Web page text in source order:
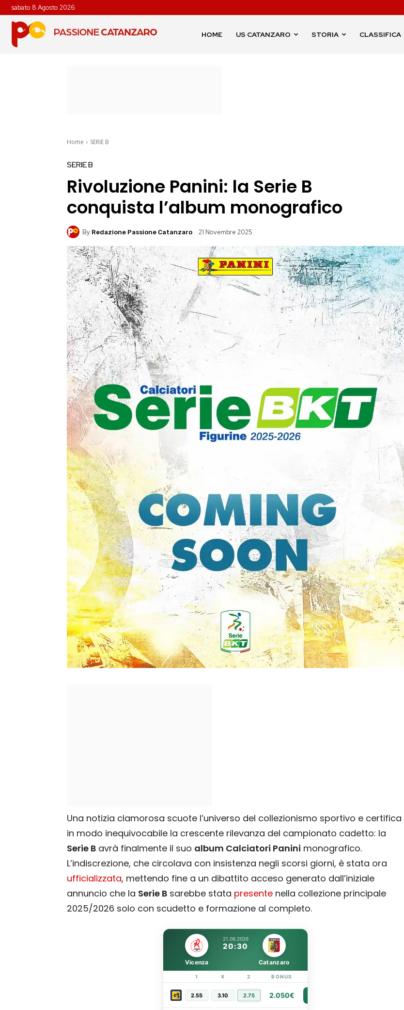
sabato 8 Agosto 2026
HOME US CATANZARO STORIA CLASSIFICA
Home SERIE B
SERIE B
Rivoluzione Panini: la Serie B
conquista l’album monografico
By Redazione Passione Catanzaro 21 Novembre 2025
Una notizia clamorosa scuote l’universo del collezionismo sportivo e certifica
in modo inequivocabile la crescente rilevanza del campionato cadetto: la
Serie B avrà finalmente il suo album Calciatori Panini monografico.
L’indiscrezione, che circolava con insistenza negli scorsi giorni, è stata ora
ufficializzata, mettendo fine a un dibattito acceso generato dall’iniziale
annuncio che la Serie B sarebbe stata presente nella collezione principale
2025/2026 solo con scudetto e formazione al completo.
21.08.2026
20:30
Vicenza Catanzaro
1 X 2 BONUS
2.55 3.10 2.75 2.050€